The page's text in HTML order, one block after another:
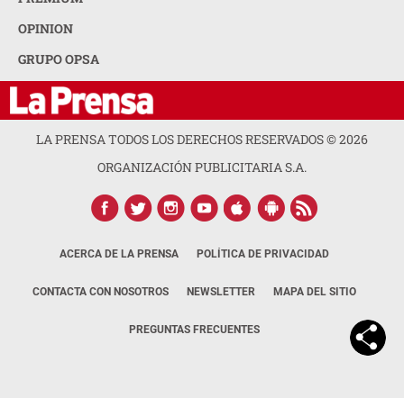
OPINION
GRUPO OPSA
LA PRENSA TODOS LOS DERECHOS RESERVADOS ©2026
ORGANIZACIÓN PUBLICITARIA S.A.
ACERCA DE LA PRENSA POLÍTICA DE PRIVACIDAD
CONTACTA CON NOSOTROS NEWSLETTER MAPA DEL SITIO
PREGUNTAS FRECUENTES